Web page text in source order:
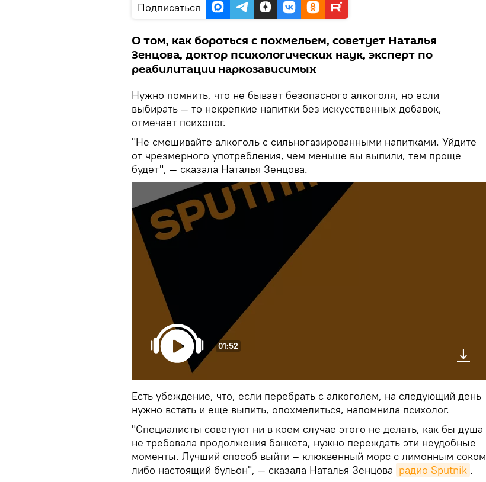
Подписаться
О том, как бороться с похмельем, советует Наталья
Зенцова, доктор психологических наук, эксперт по
реабилитации наркозависимых
Нужно помнить, что не бывает безопасного алкоголя, но если
выбирать — то некрепкие напитки без искусственных добавок,
отмечает психолог.
"Не смешивайте алкоголь с сильногазированными напитками. Уйдите
от чрезмерного употребления, чем меньше вы выпили, тем проще
будет", — сказала Наталья Зенцова.
01:52
Есть убеждение, что, если перебрать с алкоголем, на следующий день
нужно встать и еще выпить, опохмелиться, напомнила психолог.
"Специалисты советуют ни в коем случае этого не делать, как бы душа
не требовала продолжения банкета, нужно переждать эти неудобные
моменты. Лучший способ выйти – клюквенный морс с лимонным соком
либо настоящий бульон", — сказала Наталья Зенцова радио Sputnik .